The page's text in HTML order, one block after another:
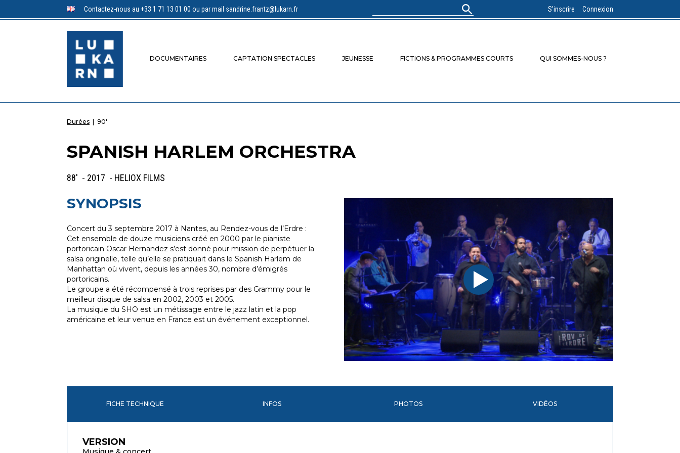
Contactez-nous au +33 1 71 13 01 00 ou par mail sandrine.frantz@lukarn.fr S'inscrire Connexion
DOCUMENTAIRES CAPTATION SPECTACLES JEUNESSE FICTIONS & PROGRAMMES COURTS QUI SOMMES-NOUS ?
Durées | 90'
SPANISH HARLEM ORCHESTRA
88' - 2017 - HELIOX FILMS
SYNOPSIS
Concert du 3 septembre 2017 à Nantes, au Rendez-vous de l’Erdre :
Cet ensemble de douze musiciens créé en 2000 par le pianiste
portoricain Oscar Hernandez s’est donné pour mission de perpétuer la
salsa originelle, telle qu’elle se pratiquait dans le Spanish Harlem de
Manhattan où vivent, depuis les années 30, nombre d’émigrés
portoricains.
Le groupe a été récompensé à trois reprises par des Grammy pour le
meilleur disque de salsa en 2002, 2003 et 2005.
La musique du SHO est un métissage entre le jazz latin et la pop
américaine et leur venue en France est un événement exceptionnel.
FICHE TECHNIQUE INFOS PHOTOS VIDÉOS
VERSION